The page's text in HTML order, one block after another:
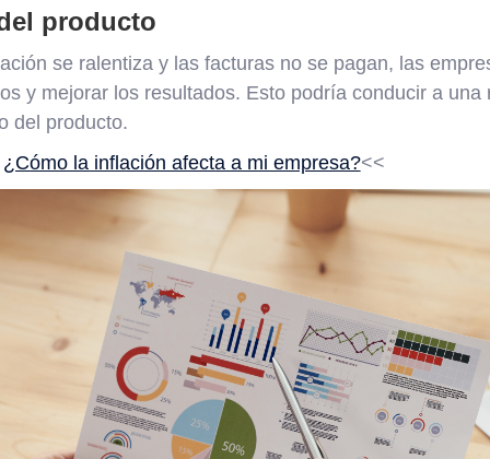
producto
se ralentiza y las facturas no se pagan, las
y mejorar los resultados. Esto podría conducir a una
del producto.
¿Cómo la inflación afecta a mi empresa?<<